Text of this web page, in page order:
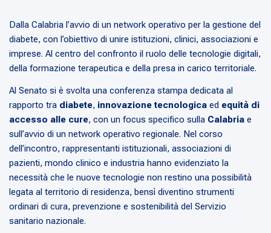
Dalla Calabria l’avvio di un network operativo per la gestione del
diabete, con l’obiettivo di unire istituzioni, clinici, associazioni e
imprese. Al centro del confronto il ruolo delle tecnologie digitali,
della formazione terapeutica e della presa in carico territoriale.
Al Senato si è svolta una conferenza stampa dedicata al
rapporto tra diabete, innovazione tecnologica ed equità di
accesso alle cure, con un focus specifico sulla Calabria e
sull’avvio di un network operativo regionale. Nel corso
dell’incontro, rappresentanti istituzionali, associazioni di
pazienti, mondo clinico e industria hanno evidenziato la
necessità che le nuove tecnologie non restino una possibilità
legata al territorio di residenza, bensì diventino strumenti
ordinari di cura, prevenzione e sostenibilità del Servizio
sanitario nazionale.